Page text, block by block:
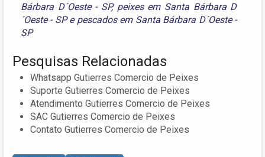
Bárbara D´Oeste - SP, peixes em Santa Bárbara D
´Oeste - SPe pescados em Santa Bárbara D´Oeste -
SP
Pesquisas Relacionadas
Whatsapp Gutierres Comercio de Peixes
Suporte Gutierres Comercio de Peixes
Atendimento Gutierres Comercio de Peixes
SAC Gutierres Comercio de Peixes
Contato Gutierres Comercio de Peixes